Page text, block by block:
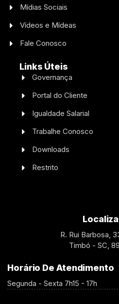
Mídias Sociais
Vídeos e Mídeas
Fale Conosco
Links Úteis
Governança
Portal do Cliente
Igualdade Salarial
Trabalhe Conosco
Downloads
Restrito
R. Rui Barbosa,
Timbó - SC,
Horário De Atendimento
Segunda - Sexta 7h15 - 17h